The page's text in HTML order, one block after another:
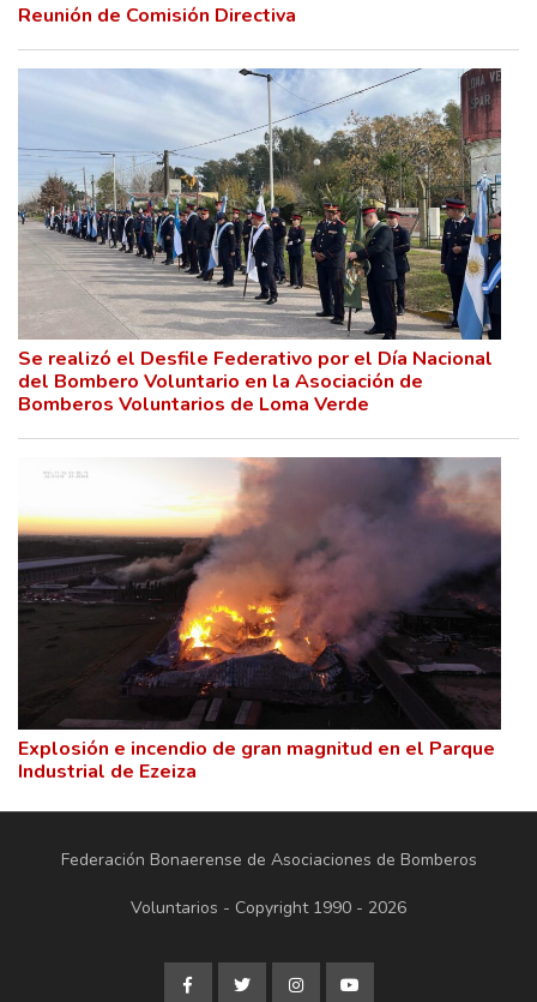
Reunión de Comisión Directiva
Se realizó el Desfile Federativo por el Día Nacional
del Bombero Voluntario en la Asociación de
Bomberos Voluntarios de Loma Verde
Explosión e incendio de gran magnitud en el Parque
Industrial de Ezeiza
Federación Bonaerense de Asociaciones de Bomberos
Voluntarios - Copyright 1990 - 2026